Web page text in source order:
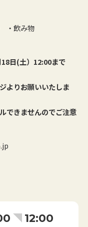
・飲み物
18日(土）12:00まで
よりお願いいたしま
できませんのでご注意
12:00